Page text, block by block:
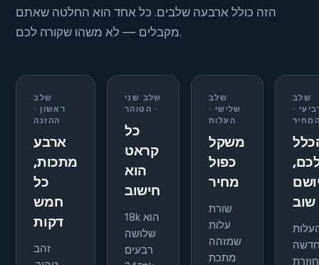
הזה כולל ארבעה שלבים. כל אחד הוא החלטה שאתם
מקבלים — לא משהו שקורה לכם.
שלב
ראשון ·
ההזנה
ארבע
מתכות,
כל
חמש
דקות
זהב
שלב שני
· הטוהר
כל
קראט
הוא
חישוב
18k הוא
שלושה
רבעים
שלב
שלישי ·
העלות
משקל
כפול
מחיר
שורת
עלות
שמזהה
מתכת
שלב
·
שוב
חוזרת